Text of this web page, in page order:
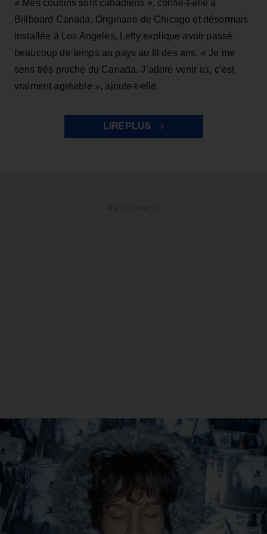
« Mes cousins sont canadiens », confie-t-elle à
Billboard Canada. Originaire de Chicago et désormais
installée à Los Angeles, Lefty explique avoir passé
beaucoup de temps au pays au fil des ans. « Je me
sens très proche du Canada. J’adore venir ici, c’est
vraiment agréable », ajoute-t-elle.
LIRE PLUS